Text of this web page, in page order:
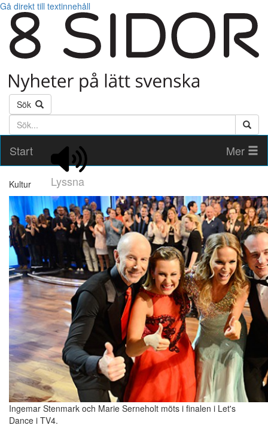
Gå direkt till textinnehåll
Sök
Söktext
Start
Lyssna
Mer
Kultur
Ingemar Stenmark och Marie Serneholt möts i finalen i Let's
Dance i TV4.